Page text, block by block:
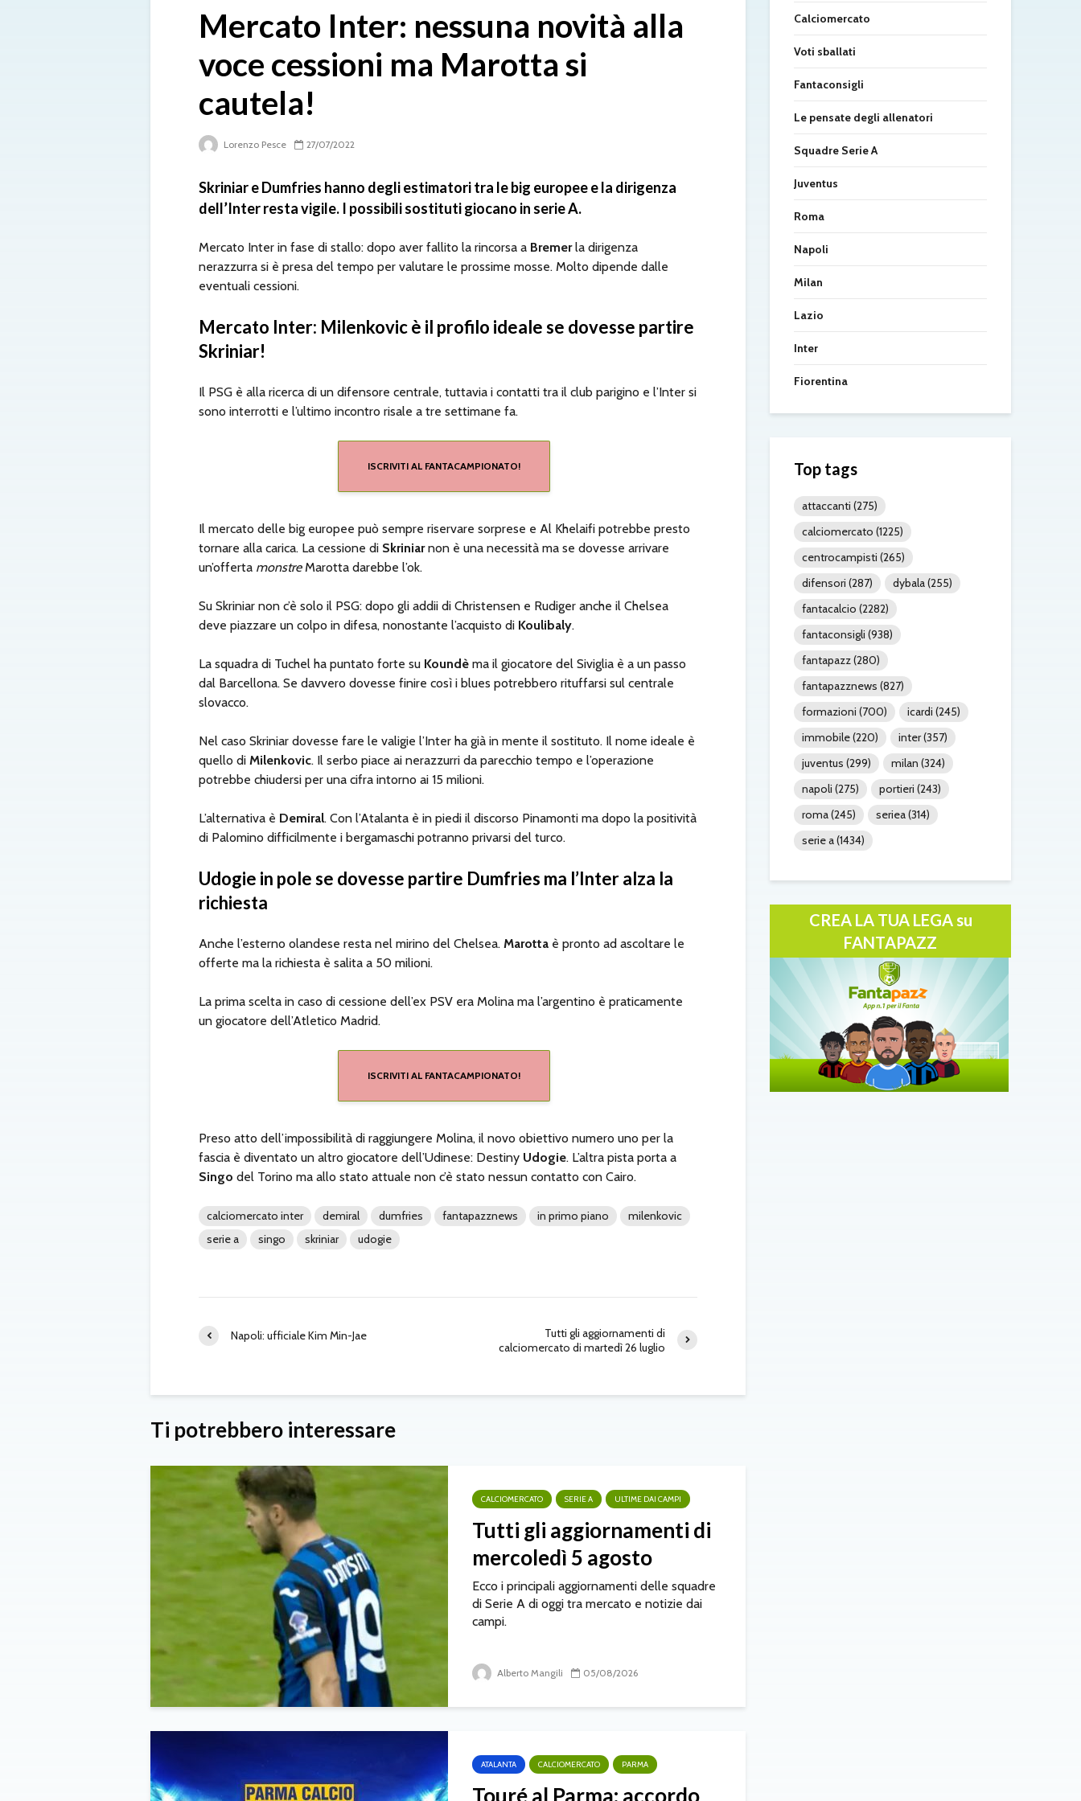
Mercato Inter: nessuna novità alla
voce cessioni ma Marotta si
cautela!
Lorenzo Pesce 27/07/2022
Skriniar e Dumfries hanno degli estimatori tra le big europee e la dirigenza
dell’Inter resta vigile. I possibili sostituti giocano in serie A.
Mercato Inter in fase di stallo: dopo aver fallito la rincorsa a Bremerla dirigenza
nerazzurra si è presa del tempo per valutare le prossime mosse. Molto dipende dalle
eventuali cessioni.
Mercato Inter: Milenkovic è il profilo ideale se dovesse partire
Skriniar!
Il PSG è alla ricerca di un difensore centrale, tuttavia i contatti tra il club parigino e l’Inter si
sono interrotti e l’ultimo incontro risale a tre settimane fa.
ISCRIVITI AL FANTACAMPIONATO!
Il mercato delle big europee può sempre riservare sorprese e Al Khelaifi potrebbe presto
tornare alla carica. La cessione di Skriniarnon è una necessità ma se dovesse arrivare
un’offerta monstreMarotta darebbe l’ok.
Su Skriniar non c’è solo il PSG: dopo gli addii di Christensen e Rudiger anche il Chelsea
deve piazzare un colpo in difesa, nonostante l’acquisto di Koulibaly.
La squadra di Tuchel ha puntato forte su Koundè ma il giocatore del Siviglia è a un passo
dal Barcellona. Se davvero dovesse finire così i blues potrebbero rituffarsi sul centrale
slovacco.
Nel caso Skriniar dovesse fare le valigie l’Inter ha già in mente il sostituto. Il nome ideale è
quello di Milenkovic. Il serbo piace ai nerazzurri da parecchio tempo e l’operazione
potrebbe chiudersi per una cifra intorno ai 15 milioni.
L’alternativa è Demiral. Con l’Atalanta è in piedi il discorso Pinamonti ma dopo la positività
di Palomino difficilmente i bergamaschi potranno privarsi del turco.
Udogie in pole se dovesse partire Dumfries ma l’Inter alza la
richiesta
Anche l’esterno olandese resta nel mirino del Chelsea. Marotta è pronto ad ascoltare le
offerte ma la richiesta è salita a 50 milioni.
La prima scelta in caso di cessione dell’ex PSV era Molina ma l’argentino è praticamente
un giocatore dell’Atletico Madrid.
ISCRIVITI AL FANTACAMPIONATO!
Preso atto dell’impossibilità di raggiungere Molina, il novo obiettivo numero uno per la
fascia è diventato un altro giocatore dell’Udinese: Destiny Udogie. L’altra pista porta a
Singo del Torino ma allo stato attuale non c’è stato nessun contatto con Cairo.
calciomercato inter demiral dumfries fantapazznews in primo piano
milenkovic
serie a
singo skriniar udogie
Napoli: ufficiale Kim Min-Jae
Tutti gli aggiornamenti di
calciomercato di martedì 26 luglio
Ti potrebbero interessare
CALCIOMERCATO SERIE A ULTIME DAI CAMPI
Tutti gli aggiornamenti di
mercoledì 5 agosto
Ecco i principali aggiornamenti delle squadre
di Serie A di oggi tra mercato e notizie dai
campi.
Alberto Mangili 05/08/2026
ATALANTA CALCIOMERCATO PARMA
Touré al Parma: accordo
Calciomercato
Voti sballati
Fantaconsigli
Le pensate degli allenatori
Squadre Serie A
Juventus
Roma
Napoli
Milan
Lazio
Inter
Fiorentina
Top tags
attaccanti (275)
calciomercato (1225)
centrocampisti (265)
difensori (287) dybala(255)
fantacalcio (2282)
fantaconsigli (938)
fantapazz(280)
fantapazznews (827)
formazioni (700) icardi (245)
immobile(220) inter(357)
juventus (299) milan (324)
napoli (275) portieri (243)
roma(245) seriea(314)
serie a(1434)
CREA LA TUA LEGA su
FANTAPAZZ